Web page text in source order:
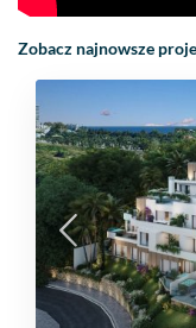
Zobacz najnowsze